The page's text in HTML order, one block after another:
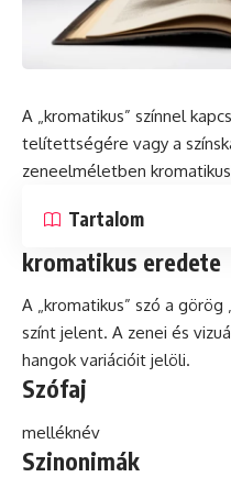
A „kromatikus” színnel
telítettségére vagy a
zeneelméletben
Tartalom
kromatikus eredete
A „kromatikus” szó a görög
színt jelent. A zenei és
hangok variációit jelöli.
Szófaj
melléknév
Szinonimák